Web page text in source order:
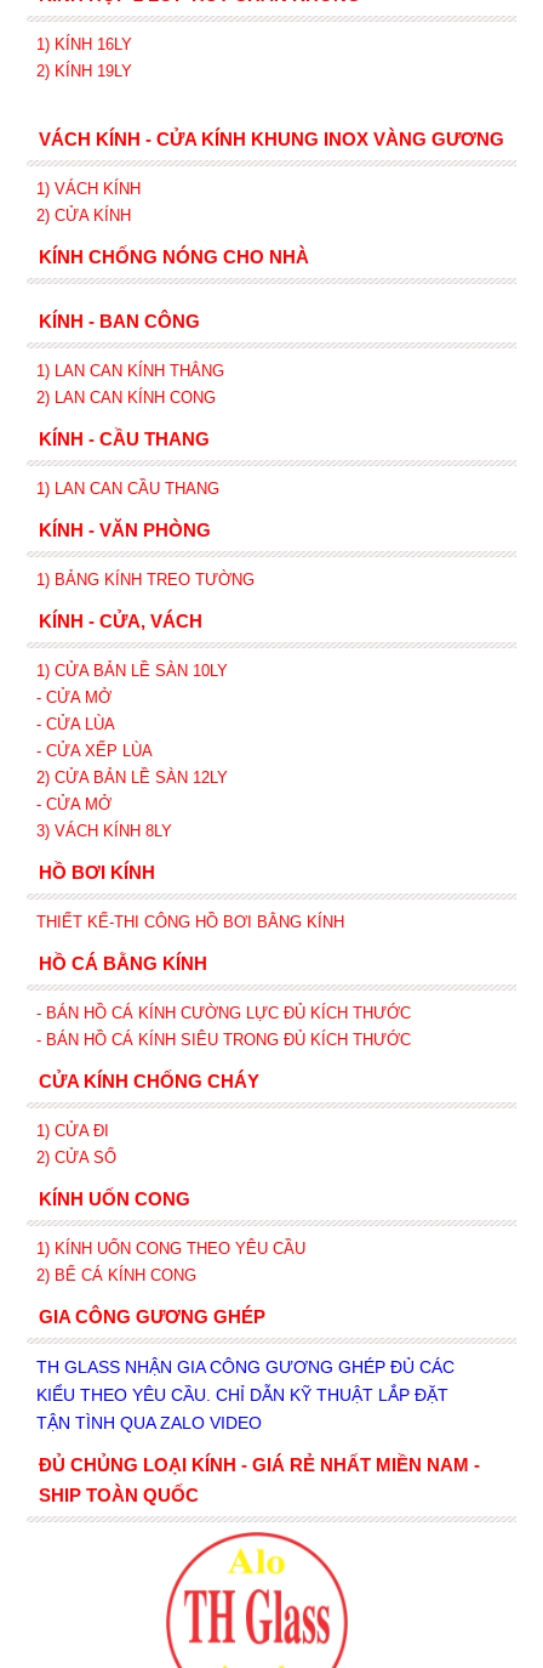
1) KÍNH 16LY
2) KÍNH 19LY
VÁCH KÍNH - CỬA KÍNH KHUNG INOX VÀNG GƯƠNG
1) VÁCH KÍNH
2) CỬA KÍNH
KÍNH CHỐNG NÓNG CHO NHÀ
KÍNH - BAN CÔNG
1) LAN CAN KÍNHTHẲNG
2) LAN CAN KÍNHCONG
KÍNH - CẦU THANG
1) LAN CAN CẦU THANG
KÍNH - VĂN PHÒNG
1) BẢNG KÍNH TREO TƯỜNG
KÍNH - CỬA, VÁCH
1) CỬA BẢN LỀ SÀN 10LY
- CỬA MỞ
- CỬA LÙA
- CỬA XẾP LÙA
2) CỬA BẢN LỀ SÀN 12LY
- CỬA MỞ
3) VÁCH KÍNH 8LY
HỒ BƠI KÍNH
THIẾT KẾ-THI CÔNG HỒ BƠI BẰNG KÍNH
HỒ CÁ BẰNG KÍNH
- BÁN HỒ CÁ KÍNH CƯỜNG LỰC ĐỦ KÍCH THƯỚC
- BÁN HỒ CÁ KÍNH SIÊU TRONG ĐỦ KÍCH THƯỚC
CỬA KÍNH CHỐNG CHÁY
1) CỬA ĐI
2) CỬA SỔ
KÍNH UỐN CONG
1) KÍNH UỐN CONG THEO YÊU CẦU
2) BỂ CÁ KÍNH CONG
GIA CÔNG GƯƠNG GHÉP
TH GLASS NHẬN GIA CÔNG GƯƠNG GHÉP ĐỦ CÁC
KIỂU THEO YÊU CẦU. CHỈ DẪN KỸ THUẬT LẮP ĐẶT
TẬN TÌNH QUA ZALO VIDEO
ĐỦ CHỦNG LOẠI KÍNH - GIÁ RẺ NHẤT MIỀN NAM -
SHIP TOÀN QUỐC